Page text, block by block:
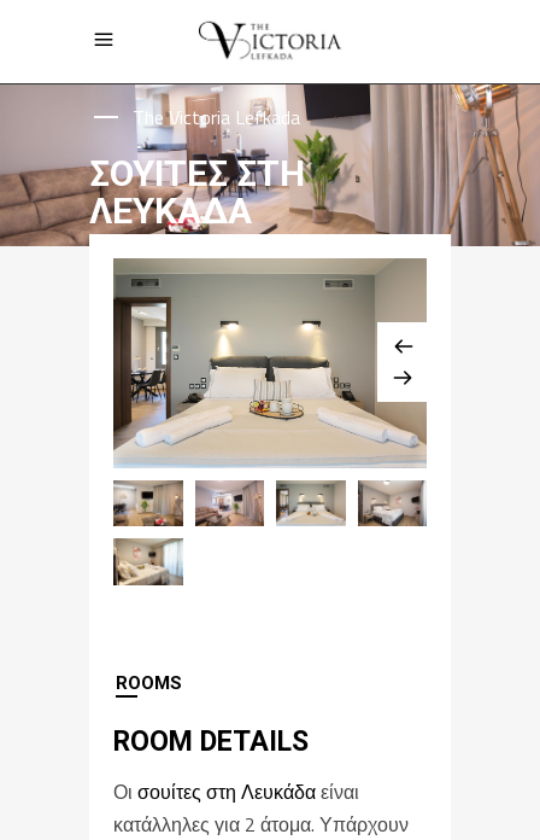
The Victoria Lefkada
ΣΟΥΙΤΕΣ ΣΤΗ
ΛΕΥΚΑΔΑ
ROOMS
ROOM DETAILS
Οι σουίτες στη Λευκάδαείναι
κατάλληλες για 2 άτομα. Υπάρχουν